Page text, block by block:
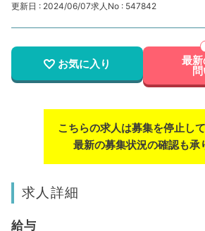
更新日 : 2024/06/07求人No : 547842
お気に入り 最
こちらの求人は募集を停止して
最新の募集状況の確認も承
求人詳細
給与